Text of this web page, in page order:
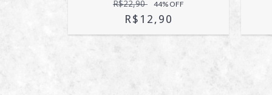
R$22,90 44% OFF
R$12,90